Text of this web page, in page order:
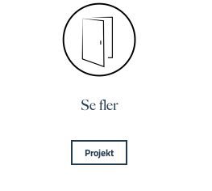
Se fler
Projekt